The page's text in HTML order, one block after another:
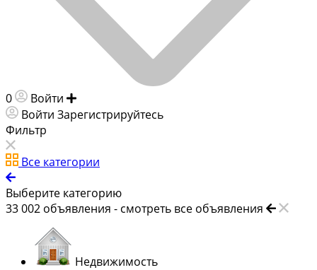
0 Войти
Войти Зарегистрируйтесь
Фильтр
Все категории
Выберите категорию
33 002 объявления - смотреть все объявления
Недвижимость